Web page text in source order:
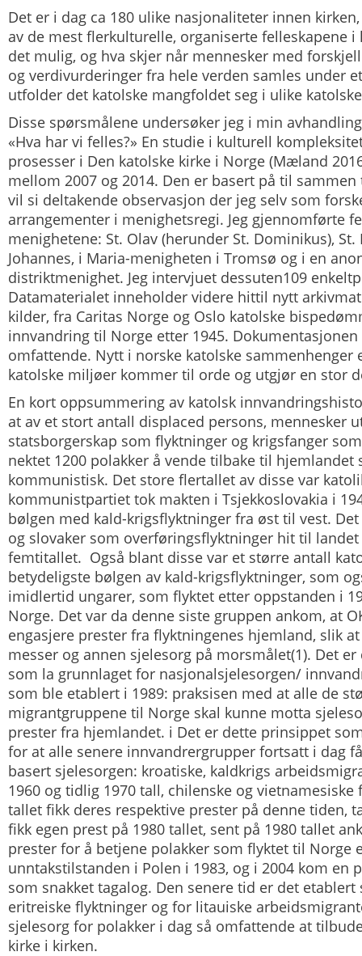
Det er i dag ca 180 ulike nasjonaliteter innen
av de mest flerkulturelle, organiserte felleskapene i
det mulig, og hva skjer når mennesker med
og verdivurderinger fra hele verden samles under
utfolder det katolske mangfoldet seg i ulike
Disse spørsmålene undersøker jeg i min
«Hva har vi felles?» En studie i kulturell
prosesser i Den katolske kirke i Norge (Mæland
mellom 2007 og 2014. Den er basert på til
vil si deltakende observasjon der jeg selv som
arrangementer i menighetsregi. Jeg gjennomførte
menighetene: St. Olav (herunder St. Dominikus), St.
Johannes, i Maria-menigheten i Tromsø og i en
distriktmenighet. Jeg intervjuet dessuten109
Datamaterialet inneholder videre hittil nytt
kilder, fra Caritas Norge og Oslo katolske
innvandring til Norge etter 1945.
omfattende. Nytt i norske katolske sammenhenger
katolske miljøer kommer til orde og utgjør en stor
En kort oppsummering av katolsk
at av et stort antall displaced persons, mennesker
statsborgerskap som flyktninger og krigsfanger
nektet 1200 polakker å vende tilbake til hjemlandet
kommunistisk. Det store flertallet av disse var
kommunistpartiet tok makten i Tsjekkoslovakia i
bølgen med kald-krigsflyktninger fra øst til vest.
og slovaker som overføringsflyktninger hit til
femtitallet. Også blant disse var et større antall
betydeligste bølgen av kald-krigsflyktninger, som
imidlertid ungarer, som flyktet etter oppstanden i
Norge. Det var da denne siste gruppen ankom, at
engasjere prester fra flyktningenes hjemland, slik
messer og annen sjelesorg på morsmålet(1). Det
som la grunnlaget for nasjonalsjelesorgen/
som ble etablert i 1989: praksisen med at alle de
migrantgruppene til Norge skal kunne motta
prester fra hjemlandet. i Det er dette prinsippet
for at alle senere innvandrergrupper fortsatt i dag
basert sjelesorgen: kroatiske, kaldkrigs
1960 og tidlig 1970 tall, chilenske og vietnamesiske
tallet fikk deres respektive prester på denne tiden,
fikk egen prest på 1980 tallet, sent på 1980 tallet
prester for å betjene polakker som flyktet til Norge
unntakstilstanden i Polen i 1983, og i 2004 kom en
som snakket tagalog. Den senere tid er det etablert
eritreiske flyktninger og for litauiske
sjelesorg for polakker i dag så omfattende at
kirke i kirken.